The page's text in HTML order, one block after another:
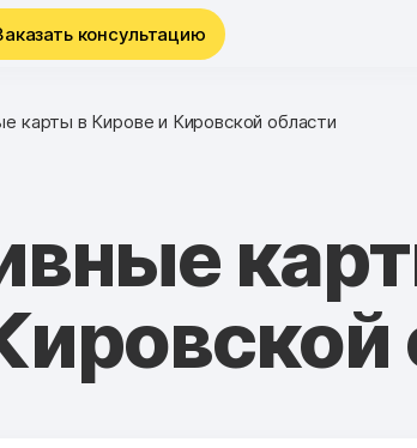
консультацию
карты в Кирове и Кировской области